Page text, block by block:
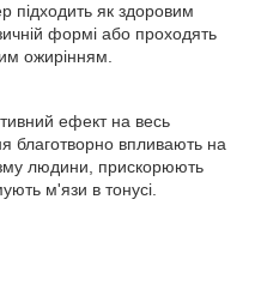
підходить як здоровим
формі або проходять
ожирінням.
ефект на весь
благотворно впливають на
людини, прискорюють
м'язи в тонусі.